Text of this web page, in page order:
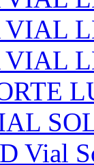
Vial